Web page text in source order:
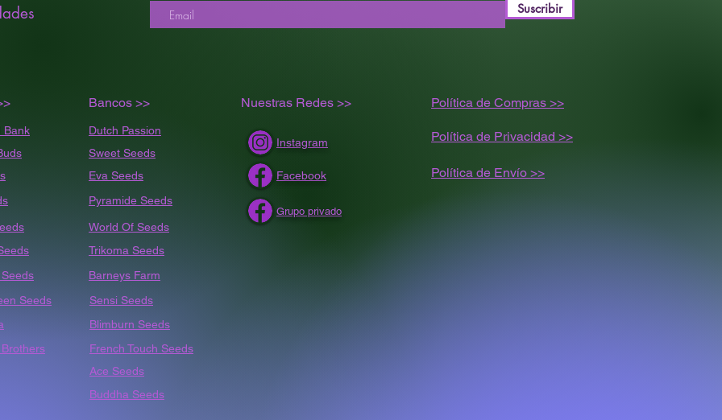
Suscribir
Bancos >> Nuestras Redes >> Política de Compras >>
Bank
Seeds
Seeds
Dutch Passion
Sweet Seeds
Eva Seeds
Pyramide Seeds
World Of Seeds
Trikoma Seeds
Barneys Farm
Sensi Seeds
Blimburn Seeds
French Touch Seeds
Instagram
Facebook
Grupo privado
Política de Privacidad >>
Política de Envío >>
Ace Seeds
Buddha Seeds